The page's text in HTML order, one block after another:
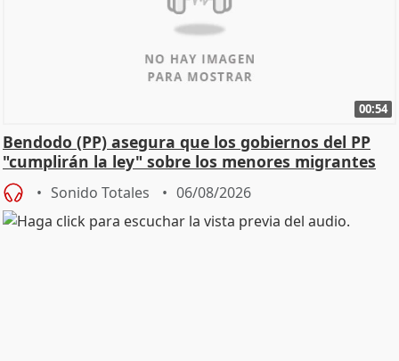
00:54
Bendodo (PP) asegura que los gobiernos del PP
"cumplirán la ley" sobre los menores migrantes
Sonido Totales 06/08/2026